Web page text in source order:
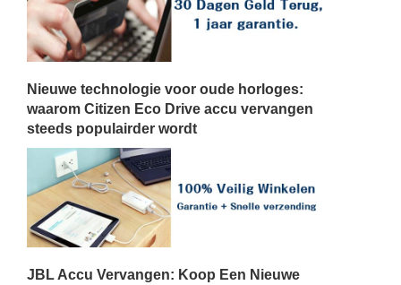
Nieuwe technologie voor oude horloges:
waarom Citizen Eco Drive accu vervangen
steeds populairder wordt
JBL Accu Vervangen: Koop Een Nieuwe